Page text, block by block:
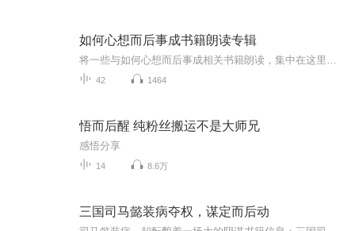
如何心想而后事成书籍朗读专辑
42 1464
悟而后醒 纯粉丝搬运不是大师兄
感悟分享
14 8.6万
三国司马懿装病夺权，谋定而后动